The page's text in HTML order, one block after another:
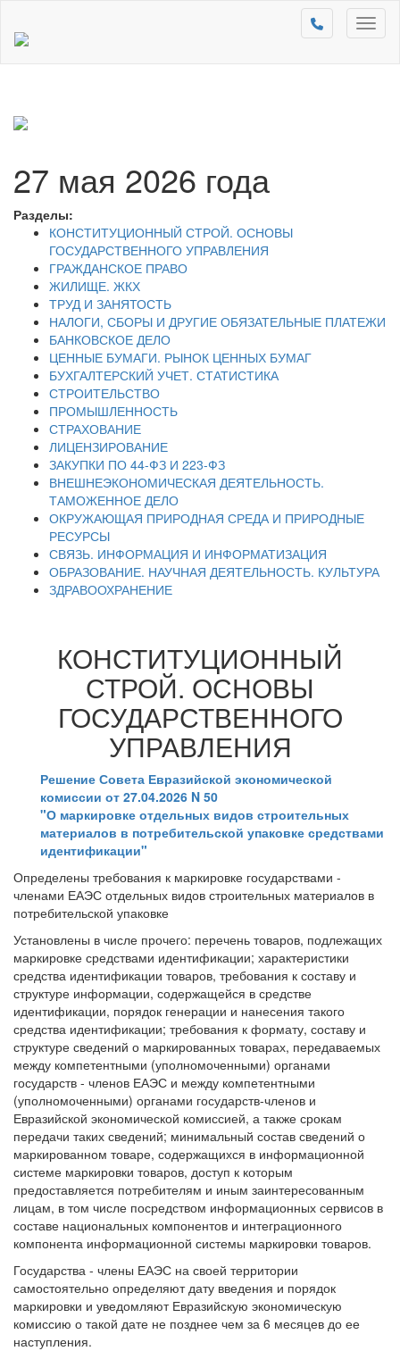
27 мая 2026 года
Разделы:
КОНСТИТУЦИОННЫЙ СТРОЙ. ОСНОВЫ
ГОСУДАРСТВЕННОГО УПРАВЛЕНИЯ
ГРАЖДАНСКОЕ ПРАВО
ЖИЛИЩЕ. ЖКХ
ТРУД И ЗАНЯТОСТЬ
НАЛОГИ, СБОРЫ И ДРУГИЕ ОБЯЗАТЕЛЬНЫЕ ПЛАТЕЖИ
БАНКОВСКОЕ ДЕЛО
ЦЕННЫЕ БУМАГИ. РЫНОК ЦЕННЫХ БУМАГ
БУХГАЛТЕРСКИЙ УЧЕТ. СТАТИСТИКА
СТРОИТЕЛЬСТВО
ПРОМЫШЛЕННОСТЬ
СТРАХОВАНИЕ
ЛИЦЕНЗИРОВАНИЕ
ЗАКУПКИ ПО 44-ФЗ И 223-ФЗ
ВНЕШНЕЭКОНОМИЧЕСКАЯ ДЕЯТЕЛЬНОСТЬ.
ТАМОЖЕННОЕ ДЕЛО
ОКРУЖАЮЩАЯ ПРИРОДНАЯ СРЕДА И ПРИРОДНЫЕ
РЕСУРСЫ
СВЯЗЬ. ИНФОРМАЦИЯ И ИНФОРМАТИЗАЦИЯ
ОБРАЗОВАНИЕ. НАУЧНАЯ ДЕЯТЕЛЬНОСТЬ. КУЛЬТУРА
ЗДРАВООХРАНЕНИЕ
КОНСТИТУЦИОННЫЙ
СТРОЙ. ОСНОВЫ
ГОСУДАРСТВЕННОГО
УПРАВЛЕНИЯ
Решение Совета Евразийской экономической
комиссии от 27.04.2026 N 50
"О маркировке отдельных видов строительных
материалов в потребительской упаковке средствами
идентификации"
Определены требования к маркировке государствами -
членами ЕАЭС отдельных видов строительных материалов в
потребительской упаковке
Установлены в числе прочего: перечень товаров, подлежащих
маркировке средствами идентификации; характеристики
средства идентификации товаров, требования к составу и
структуре информации, содержащейся в средстве
идентификации, порядок генерации и нанесения такого
средства идентификации; требования к формату, составу и
структуре сведений о маркированных товарах, передаваемых
между компетентными (уполномоченными) органами
государств - членов ЕАЭС и между компетентными
(уполномоченными) органами государств-членов и
Евразийской экономической комиссией, а также срокам
передачи таких сведений; минимальный состав сведений о
маркированном товаре, содержащихся в информационной
системе маркировки товаров, доступ к которым
предоставляется потребителям и иным заинтересованным
лицам, в том числе посредством информационных сервисов в
составе национальных компонентов и интеграционного
компонента информационной системы маркировки товаров.
Государства - члены ЕАЭС на своей территории
самостоятельно определяют дату введения и порядок
маркировки и уведомляют Евразийскую экономическую
комиссию о такой дате не позднее чем за 6 месяцев до ее
наступления.